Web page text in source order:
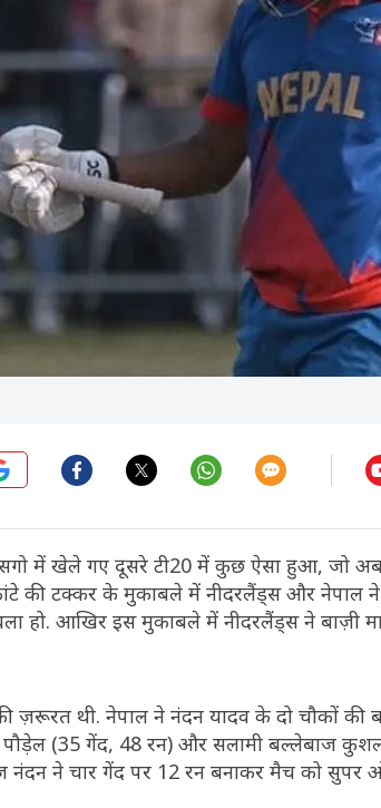
में खेले गए दूसरे टी20 में कुछ ऐसा हुआ, जो अब
की टक्कर के मुकाबले में नीदरलैंड्स और नेपाल
हो. आखिर इस मुकाबले में नीदरलैंड्स ने बाज़ी
ज़रूरत थी. नेपाल ने नंदन यादव के दो चौकों
(35 गेंद, 48 रन) और सलामी बल्लेबाज
ने चार गेंद पर 12 रन बनाकर मैच को सुपर